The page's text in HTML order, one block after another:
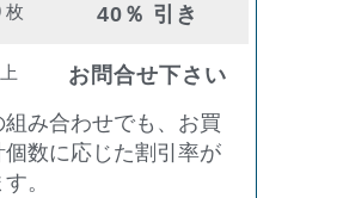
枚 40％ 引き
お問合せ下さい
組み合わせでも、お買
個数に応じた割引率が
。